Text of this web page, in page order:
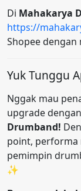
Di Mahakarya
https://
Shopee dengan
Yuk Tunggu
Nggak mau
upgrade
Drumband!
point, performa
pemimpin
✨